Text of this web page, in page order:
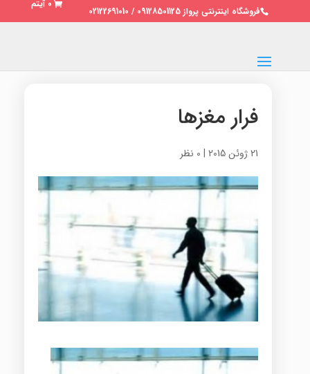
فروشگاه اینترنتی پرواز 09128501125 / 02122691010
0 آیتم
فرار مغزها
21 ژوئن 2015 | 0 نظر